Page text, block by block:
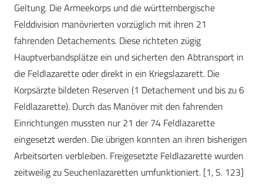
Geltung. Die Armeekorps und die württembergische
Felddivision manövrierten vorzüglich mit ihren 21
fahrenden Detachements. Diese richteten zügig
Hauptverbandsplätze ein und sicherten den Abtransport in
die Feldlazarette oder direkt in ein Kriegslazarett. Die
Korpsärzte bildeten Reserven (1 Detachement und bis zu 6
Feldlazarette). Durch das Manöver mit den fahrenden
Einrichtungen mussten nur 21 der 74 Feldlazarette
eingesetzt werden. Die übrigen konnten an ihren bisherigen
Arbeitsorten verbleiben. Freigesetzte Feldlazarette wurden
zeitweilig zu Seuchenlazaretten umfunktioniert. [1, S. 123]